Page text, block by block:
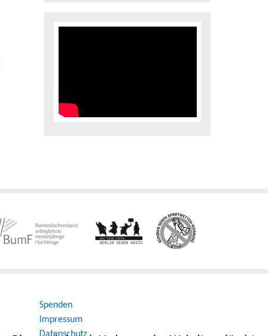
Spenden
Impressum